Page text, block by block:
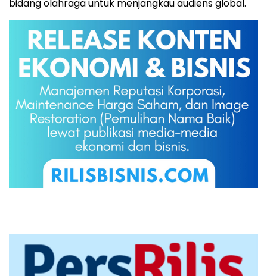
bidang olahraga untuk menjangkau audiens global.